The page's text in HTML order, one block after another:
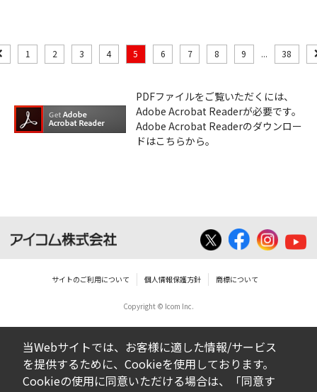
1 2 3 4 5 6 7 8 9 ... 38
PDFファイルをご覧いただくには、
Adobe Acrobat Readerが必要です。
Adobe Acrobat Readerのダウンロー
ドはこちらから。
サイトのご利用について 個人情報保護方針 商標について
Copyright © Icom Inc.
当Webサイトでは、お客様に適した情報/サービス
を提供するために、Cookieを使用しております。
Cookieの使用に同意いただける場合は、「同意す